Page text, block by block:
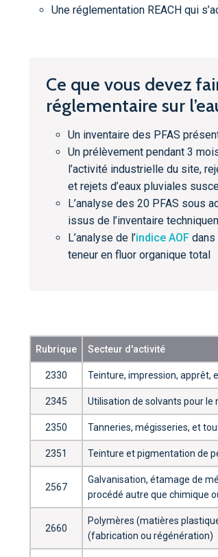
Une réglementation REACH qui
Ce que vous devez
réglementaire sur
Un inventaire des PFAS
Un prélèvement pendant 3
l’activité industrielle du site,
et rejets d’eaux pluviales
L’analyse des 20 PFAS sous
issus de l’inventaire
L’analyse de l’indice AOFdans
teneur en fluor organique total
Rubrique Secteur d'activité
2330 Teinture, impression, apprêt,
2345 Utilisation de solvants pour
2350 Tanneries, mégisseries, et
2351 Teinture et pigmentation de
2567
Galvanisation, étamage de
procédé autre que chimique
2660
Polymères (matières
(fabrication ou régénération)